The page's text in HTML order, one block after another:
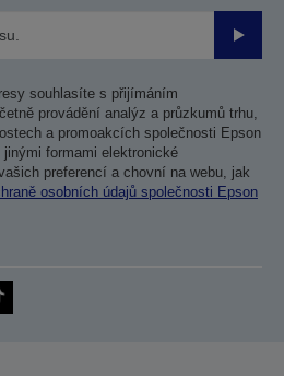
souhlasíte s přijímáním
provádění analýz a průzkumů trhu,
a promoakcích společnosti Epson
formami elektronické
preferencí a chovní na webu, jak
osobních údajů společnosti Epson